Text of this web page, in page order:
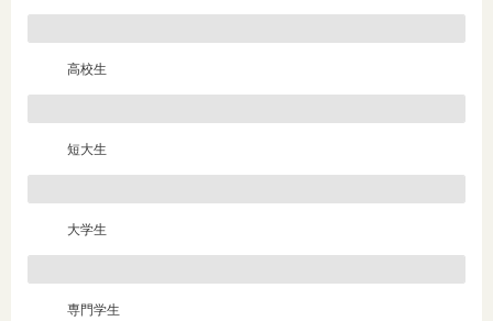
高校生
短大生
大学生
専門学生